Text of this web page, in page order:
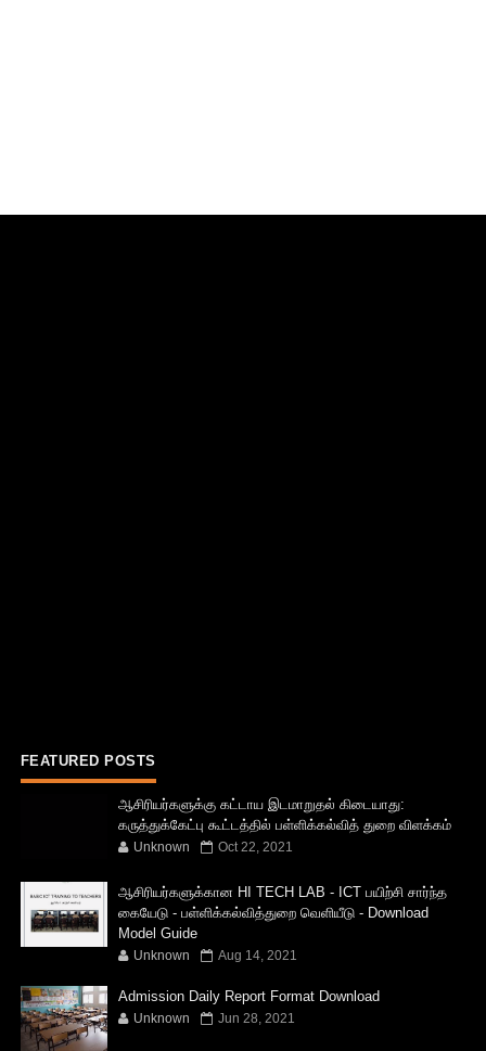
FEATURED POSTS
ஆசிரியர்களுக்கு கட்டாய இடமாறுதல் கிடையாது:
கருத்துக்கேட்பு கூட்டத்தில் பள்ளிக்கல்வித் துறை விளக்கம்
Unknown Oct 22, 2021
ஆசிரியர்களுக்கான HI TECH LAB - ICT பயிற்சி சார்ந்த
கையேடு - பள்ளிக்கல்வித்துறை வெளியீடு - Download
Model Guide
Unknown Aug 14, 2021
Admission Daily Report Format Download
Unknown Jun 28, 2021